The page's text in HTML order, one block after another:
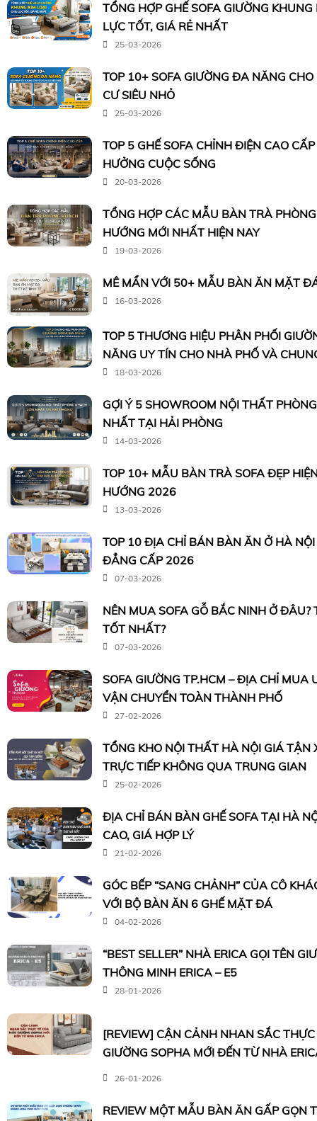
TỔNG HỢP GHẾ SOFA GIƯỜNG
LỰC TỐT, GIÁ RẺ NHẤT
25-03-2026
TOP 10+ SOFA GIƯỜNG ĐA NĂNG
CƯ SIÊU NHỎ
25-03-2026
TOP 5 GHẾ SOFA CHỈNH ĐIỆN CAO
HƯỞNG CUỘC SỐNG
20-03-2026
TỔNG HỢP CÁC MẪU BÀN TRÀ
HƯỚNG MỚI NHẤT HIỆN NAY
19-03-2026
MÊ MẨN VỚI 50+ MẪU BÀN ĂN MẶT
16-03-2026
TOP 5 THƯƠNG HIỆU PHÂN PHỐI
NĂNG UY TÍN CHO NHÀ PHỐ VÀ
18-03-2026
GỢI Ý 5 SHOWROOM NỘI THẤT
NHẤT TẠI HẢI PHÒNG
14-03-2026
TOP 10+ MẪU BÀN TRÀ SOFA ĐẸP
HƯỚNG 2026
13-03-2026
TOP 10 ĐỊA CHỈ BÁN BÀN ĂN Ở HÀ
ĐẲNG CẤP 2026
07-03-2026
NÊN MUA SOFA GỖ BẮC NINH Ở ĐÂU?
TỐT NHẤT?
07-03-2026
SOFA GIƯỜNG TP.HCM – ĐỊA CHỈ MUA
VẬN CHUYỂN TOÀN THÀNH PHỐ
27-02-2026
TỔNG KHO NỘI THẤT HÀ NỘI GIÁ TẬN
TRỰC TIẾP KHÔNG QUA TRUNG GIAN
25-02-2026
ĐỊA CHỈ BÁN BÀN GHẾ SOFA TẠI HÀ
CAO, GIÁ HỢP LÝ
21-02-2026
GÓC BẾP “SANG CHẢNH” CỦA CÔ
VỚI BỘ BÀN ĂN 6 GHẾ MẶT ĐÁ
04-02-2026
“BEST SELLER” NHÀ ERICA GỌI TÊN
THÔNG MINH ERICA – E5
28-01-2026
[REVIEW] CẬN CẢNH NHAN SẮC
GIƯỜNG SOPHA MỚI ĐẾN TỪ NHÀ
26-01-2026
REVIEW MỘT MẪU BÀN ĂN GẤP GỌN